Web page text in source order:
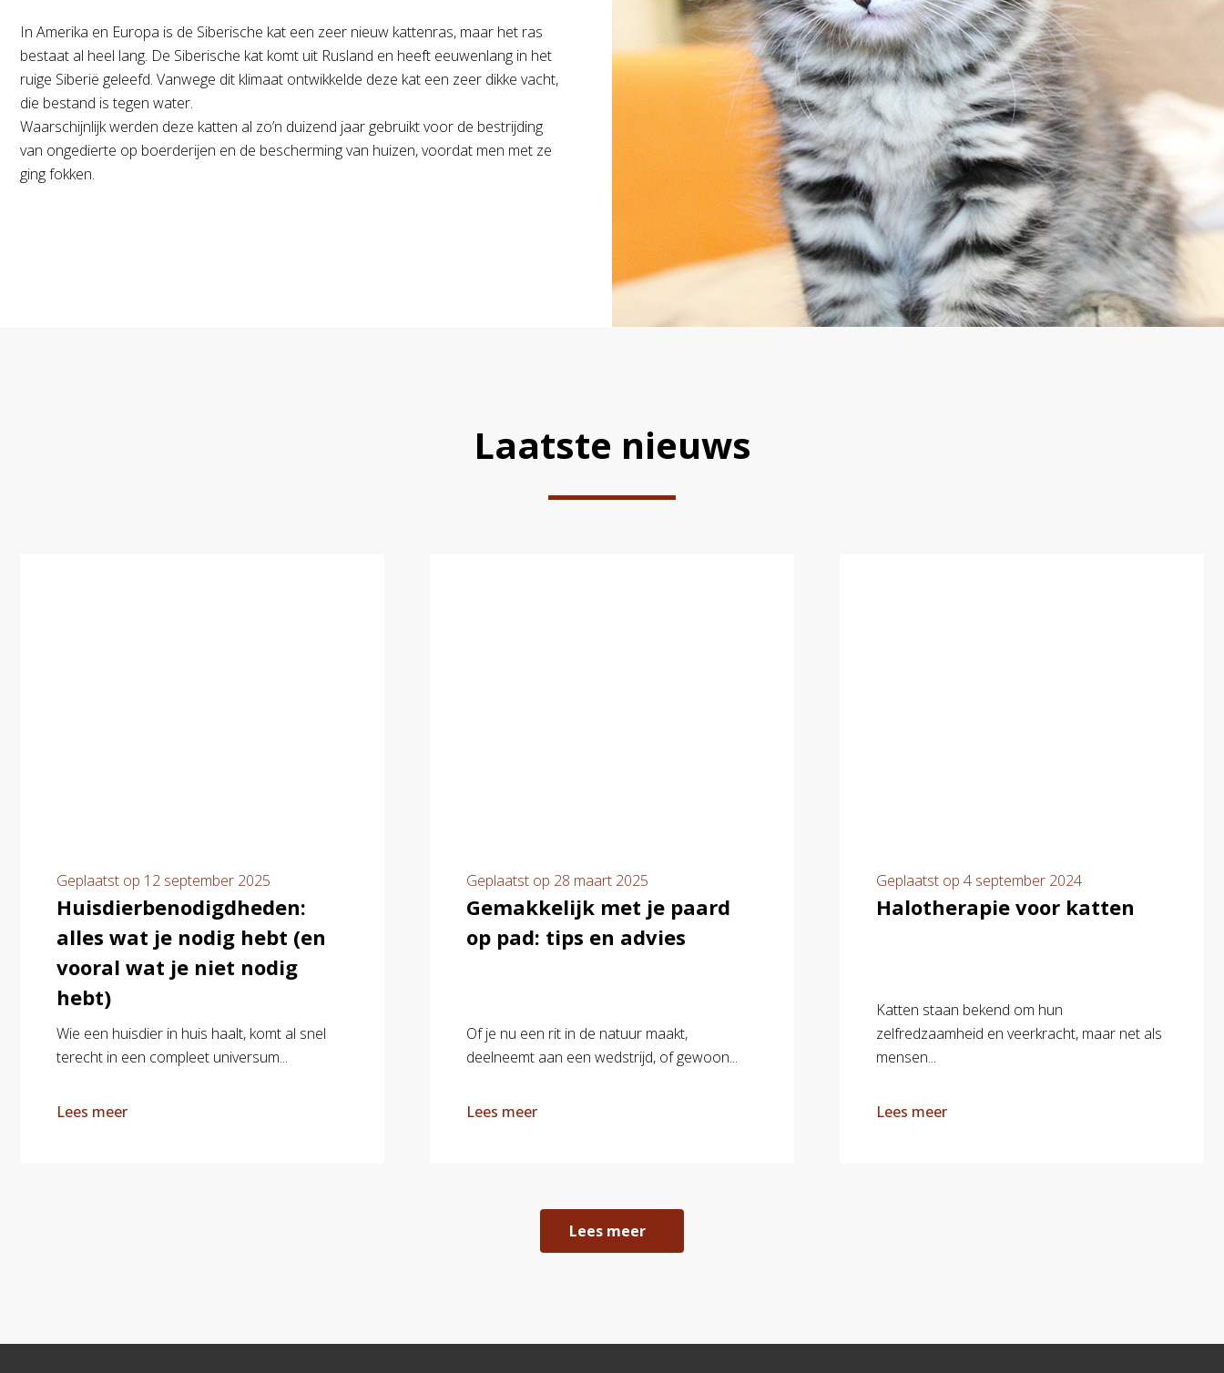
In Amerika en Europa is de Siberische kat een zeer nieuw kattenras, maar het ras
bestaat al heel lang. De Siberische kat komt uit Rusland en heeft eeuwenlang in het
ruige Siberië geleefd. Vanwege dit klimaat ontwikkelde deze kat een zeer dikke vacht,
die bestand is tegen water.
Waarschijnlijk werden deze katten al zo’n duizend jaar gebruikt voor de bestrijding
van ongedierte op boerderijen en de bescherming van huizen, voordat men met ze
ging fokken.
Laatste nieuws
Geplaatst op 12 september 2025
Huisdierbenodigdheden:
alles wat je nodig hebt (en
vooral wat je niet nodig
hebt)
Wie een huisdier in huis haalt, komt al snel
terecht in een compleet universum...
Lees meer
Geplaatst op 28 maart 2025
Gemakkelijk met je paard
op pad: tips en advies
Of je nu een rit in de natuur maakt,
deelneemt aan een wedstrijd, of gewoon...
Lees meer
Geplaatst op 4 september 2024
Halotherapie voor katten
Katten staan bekend om hun
zelfredzaamheid en veerkracht, maar net als
mensen...
Lees meer
Lees meer